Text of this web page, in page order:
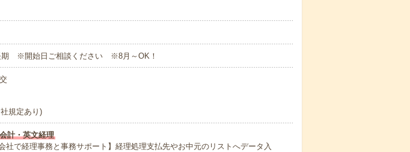
期 ※開始日ご相談ください ※8月～OK！
規定あり)
計・英文経理
社で経理事務と事務サポート】経理処理支払先やお中元のリストへデータ入